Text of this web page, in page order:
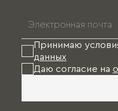
Принимаю
данных
Даю согласие на